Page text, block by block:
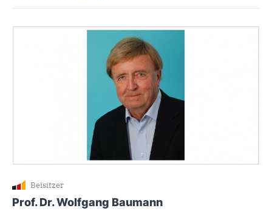
Beisitzer
Prof. Dr. Wolfgang Baumann